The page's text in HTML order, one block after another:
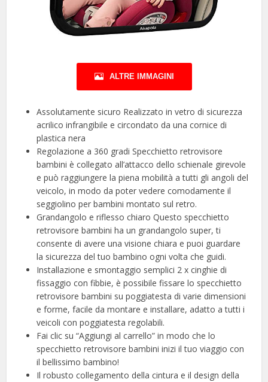
ALTRE IMMAGINI
Assolutamente sicuro Realizzato in vetro di sicurezza
acrilico infrangibile e circondato da una cornice di
plastica nera
Regolazione a 360 gradi Specchietto retrovisore
bambini è collegato all’attacco dello schienale girevole
e può raggiungere la piena mobilità a tutti gli angoli del
veicolo, in modo da poter vedere comodamente il
seggiolino per bambini montato sul retro.
Grandangolo e riflesso chiaro Questo specchietto
retrovisore bambini ha un grandangolo super, ti
consente di avere una visione chiara e puoi guardare
la sicurezza del tuo bambino ogni volta che guidi.
Installazione e smontaggio semplici 2 x cinghie di
fissaggio con fibbie, è possibile fissare lo specchietto
retrovisore bambini su poggiatesta di varie dimensioni
e forme, facile da montare e installare, adatto a tutti i
veicoli con poggiatesta regolabili.
Fai clic su “Aggiungi al carrello” in modo che lo
specchietto retrovisore bambini inizi il tuo viaggio con
il bellissimo bambino!
Il robusto collegamento della cintura e il design della